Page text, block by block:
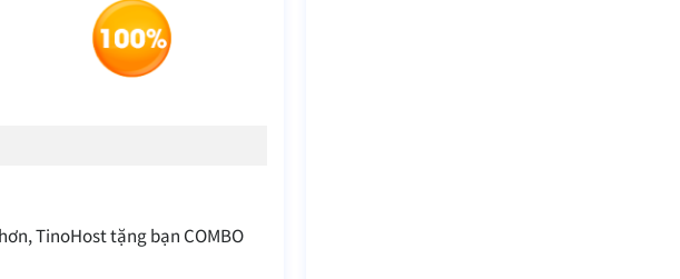
TinoHost tặng bạn COMBO